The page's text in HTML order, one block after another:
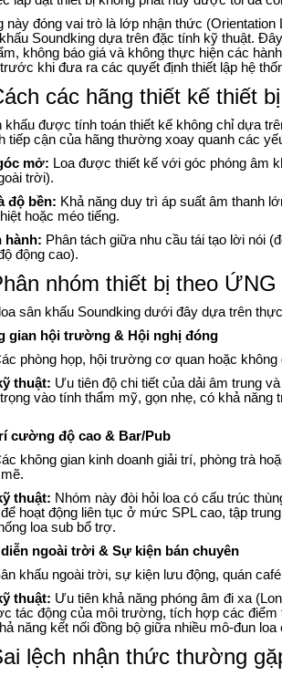
này đóng vai trò là lớp nhận thức
Soundking dựa trên đặc tính kỹ thuật.
không báo giá và không thực hiện các
khi đưa ra các quyết định thiết lập hệ
các hãng thiết kế thiết
khấu được tính toán thiết kế không chỉ dựa
tiếp cận của hãng thường xoay quanh các
mở: Loa được thiết kế với góc phóng âm
trời).
độ bền: Khả năng duy trì áp suất âm thanh
hoặc méo tiếng.
hành: Phân tách giữa nhu cầu tái tạo lời nói
động cao).
nhóm thiết bị theo ỨNG
sân khấu Soundking dưới đây dựa trên
gian hội trường & Hội nghị đóng
phòng họp, hội trường cơ quan hoặc
thuật: Ưu tiên độ chi tiết của dải âm trung
vào tính thẩm mỹ, gọn nhẹ, có khả
cường độ cao & Bar/Pub
không gian kinh doanh giải trí, phòng trà
thuật: Nhóm này đòi hỏi loa có cấu trúc
hoạt động liên tục ở mức SPL cao, tập
loa sub bổ trợ.
diễn ngoài trời & Sự kiện bán chuyên
khấu ngoài trời, sự kiện lưu động, quán
thuật: Ưu tiên khả năng phóng âm đi xa
tác động của môi trường, tích hợp các
năng kết nối đồng bộ giữa nhiều mô-đun loa
lệch nhận thức thường